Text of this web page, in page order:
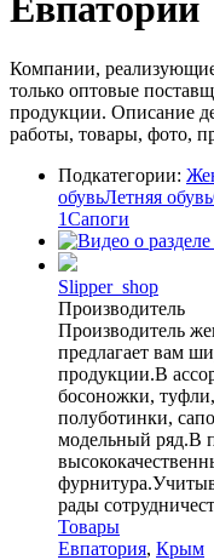
Евпатории
Компании,
только оптовые
продукции. Описание
работы, товары, фото,
Подкатегории:
обувьЛетняя обувь
1Сапоги
Slipper_shop
Производитель
Производитель
предлагает вам
продукции.В
босоножки,
полуботинки,
модельный ряд.В
рады
Товары
Евпатория, Крым